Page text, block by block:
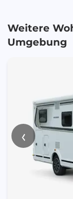
Weitere
Umgebung
‹